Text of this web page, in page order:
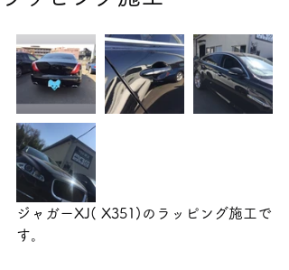
ジャガーXJ( X351)のラッピング施工で
す。